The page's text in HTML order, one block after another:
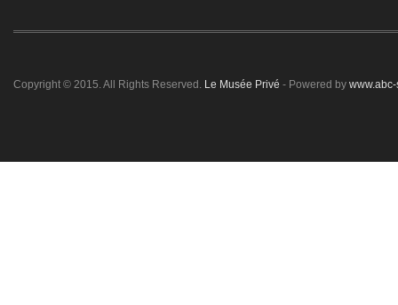
Copyright © 2015. All Rights Reserved. Le Musée Privé - Powered by